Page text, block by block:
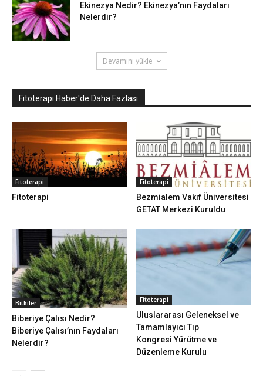
Ekinezya Nedir? Ekinezya’nın Faydaları
Nelerdir?
Devamını yükle
Fitoterapi Haber'de Daha Fazlası
Fitoterapi
Fitoterapi
Fitoterapi
Bezmialem Vakıf Üniversitesi
GETAT Merkezi Kuruldu
Bitkiler
Biberiye Çalısı Nedir?
Biberiye Çalısı’nın Faydaları
Nelerdir?
Fitoterapi
Uluslararası Geleneksel ve
Tamamlayıcı Tıp
Kongresi Yürütme ve
Düzenleme Kurulu